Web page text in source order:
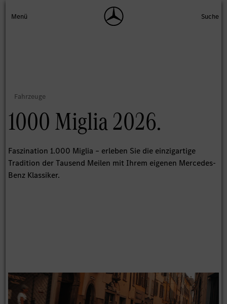
1000 Miglia 2026.
Faszination 1.000 Miglia – erleben Sie die einzigartige
Tradition der Tausend Meilen mit Ihrem eigenen Mercedes-
Benz Klassiker.